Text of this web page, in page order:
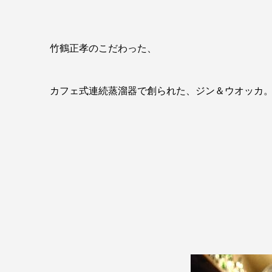
竹鶴正孝のこだわった、
カフェ式連続蒸溜器で創られた、ジン＆ウオッカ